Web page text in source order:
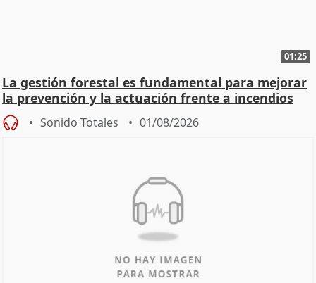
01:25
La gestión forestal es fundamental para mejorar
la prevención y la actuación frente a incendios
Sonido Totales 01/08/2026